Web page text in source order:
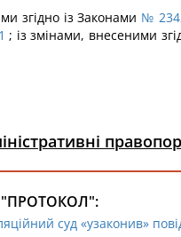
згідно із Законами №
; із змінами, внесеними
"ПРОТОКОЛ":
суд «узаконив»